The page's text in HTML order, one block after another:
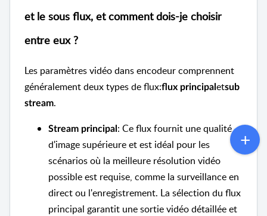
et le sous flux, et comment dois-je choisir
entre eux ?
Les paramètres vidéo dans encodeur comprennent
généralement deux types de flux:flux principal etsub
stream.
Stream principal : Ce flux fournit une qualité
d'image supérieure et est idéal pour les
scénarios où la meilleure résolution vidéo
possible est requise, comme la surveillance en
direct ou l'enregistrement. La sélection du flux
principal garantit une sortie vidéo détaillée et